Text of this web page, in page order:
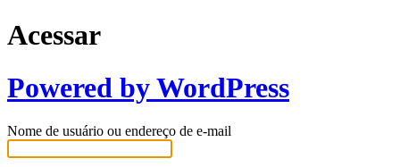
Acessar
Powered by WordPress
Nome de usuário ou endereço de e-mail